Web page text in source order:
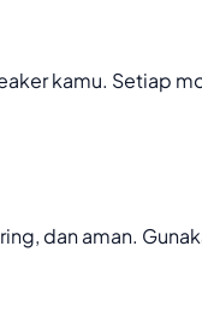
kamu. Setiap
dan aman.